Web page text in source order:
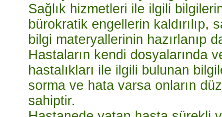
Sağlık hizmetleri ile ilgili
bürokratik engellerin kaldırılıp,
bilgi materyallerinin hazırlanıp
Hastaların kendi dosyalarında
hastalıkları ile ilgili bulunan
sorma ve hata varsa onların
sahiptir.